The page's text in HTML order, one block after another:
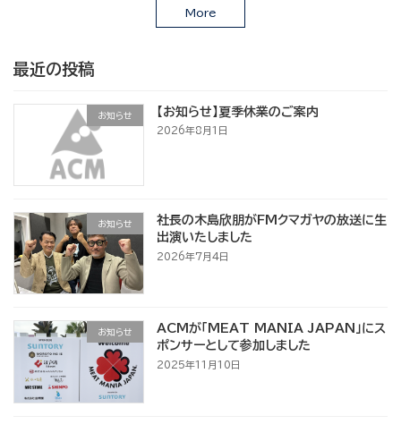
More
最近の投稿
お知らせ 【お知らせ】夏季休業のご案内
2026年8月1日
お知らせ
社長の木島欣朋がFMクマガヤの放送に生
出演いたしました
2026年7月4日
お知らせ
ACMが「MEAT MANIA JAPAN」にス
ポンサーとして参加しました
2025年11月10日